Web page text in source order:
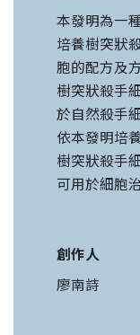
本發明為一
培養樹突狀
胞的配方及
樹突狀殺手
於自然殺手
依本發明培
樹突狀殺手
可用於細胞
創作人
廖南詩